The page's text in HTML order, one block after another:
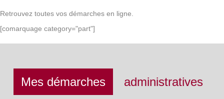
Retrouvez toutes vos démarches en ligne.
[comarquage category="part"]
Mes démarches administratives